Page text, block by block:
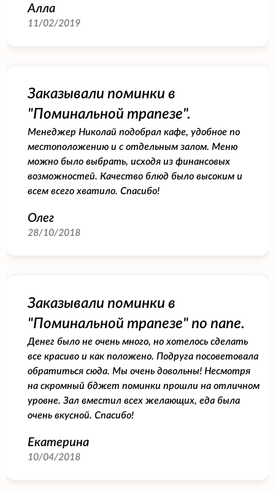
Алла
11/02/2019
Заказывали поминки в
"Поминальной трапезе".
Менеджер Николай подобрал кафе, удобное по
местоположению и с отдельным залом. Меню
можно было выбрать, исходя из финансовых
возможностей. Качество блюд было высоким и
всем всего хватило. Спасибо!
Олег
28/10/2018
Заказывали поминки в
"Поминальной трапезе" по папе.
Денег было не очень много, но хотелось сделать
все красиво и как положено. Подруга посоветовала
обратиться сюда. Мы очень довольны! Несмотря
на скромный бджет поминки прошли на отличном
уровне. Зал вместил всех желающих, еда была
очень вкусной. Спасибо!
Екатерина
10/04/2018